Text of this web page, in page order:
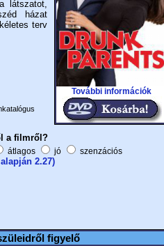
További információk
látszatot,
házat
terv
a filmről?
átlagos jó szenzációs
2.27)
figyelő